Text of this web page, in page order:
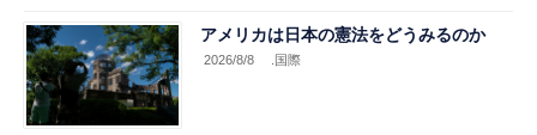
アメリカは日本の憲法をどうみるのか
2026/8/8 .国際